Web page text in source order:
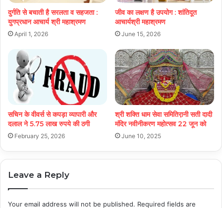
दुर्गति से बचाती है सरलता व सहजता :
युगप्रधान आचार्य श्री महाश्रमण
April 1, 2026
जीव का लक्षण है उपयोग : शांतिदूत
आचार्यश्री महाश्रमण
June 15, 2026
सचिन के वीवर्स से कपड़ा व्यापारी और
दलाल ने 5.75 लाख रुपये की ठगी
February 25, 2026
श्री शक्ति धाम सेवा समितिरा़नी सती दादी
मंदिर नवीनीकरण महोत्सव 22 जून को
June 10, 2025
Leave a Reply
Your email address will not be published. Required fields are